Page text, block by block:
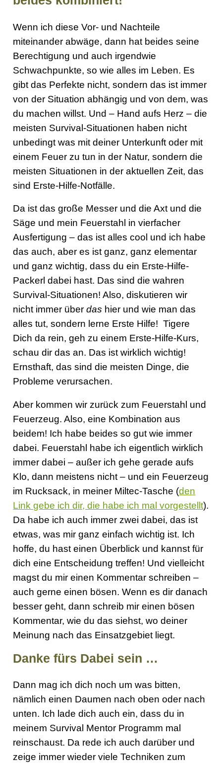
Wenn ich diese Vor- und Nachteile
miteinander abwäge, dann hat beides seine
Berechtigung und auch irgendwie
Schwachpunkte, so wie alles im Leben. Es
gibt das Perfekte nicht, sondern das ist immer
von der Situation abhängig und von dem, was
du machen willst. Und – Hand aufs Herz – die
meisten Survival-Situationen haben nicht
unbedingt was mit deiner Unterkunft oder mit
einem Feuer zu tun in der Natur, sondern die
meisten Situationen in der aktuellen Zeit, das
sind Erste-Hilfe-Notfälle.
Da ist das große Messer und die Axt und die
Säge und mein Feuerstahl in vierfacher
Ausfertigung – das ist alles cool und ich habe
das auch, aber es ist ganz, ganz elementar
und ganz wichtig, dass du ein Erste-Hilfe-
Packerl dabei hast. Das sind die wahren
Survival-Situationen! Also, diskutieren wir
nicht immer überdas hier und wie man das
alles tut, sondern lerne Erste Hilfe! Tigere
Dich da rein, geh zu einem Erste-Hilfe-Kurs,
schau dir das an. Das ist wirklich wichtig!
Ernsthaft, das sind die meisten Dinge, die
Probleme verursachen.
Aber kommen wir zurück zum Feuerstahl und
Feuerzeug. Also, eine Kombination aus
beidem! Ich habe beides so gut wie immer
dabei. Feuerstahl habe ich eigentlich wirklich
immer dabei – außer ich gehe gerade aufs
Klo, dann meistens nicht – und ein Feuerzeug
im Rucksack, in meiner Miltec-Tasche (den
Link gebe ich dir, die habe ich mal vorgestellt).
Da habe ich auch immer zwei dabei, das ist
etwas, was mir ganz einfach wichtig ist. Ich
hoffe, du hast einen Überblick und kannst für
dich eine Entscheidung treffen! Und vielleicht
magst du mir einen Kommentar schreiben –
auch gerne einen bösen. Wenn es dir danach
besser geht, dann schreib mir einen bösen
Kommentar, wie du das siehst, wo deiner
Meinung nach das Einsatzgebiet liegt.
Danke fürs Dabei sein …
Dann mag ich dich noch um was bitten,
nämlich einen Daumen nach oben oder nach
unten. Ich lade dich auch ein, dass du in
meinem Survival Mentor Programm mal
reinschaust. Da rede ich auch darüber und
zeige immer wieder viele Techniken zum